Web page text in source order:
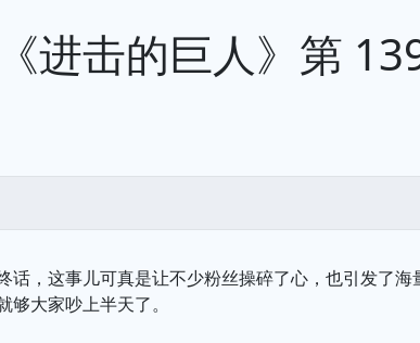
进击的巨人》第
话，这事儿可真是让不少粉丝操碎了心，也引发了
大家吵上半天了。